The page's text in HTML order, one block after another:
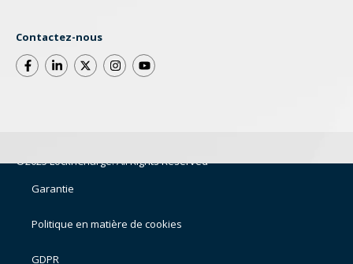
Contactez-nous
©2025 LocknCharge. All Rights Reserved
Garantie
Politique en matière de cookies
GDPR